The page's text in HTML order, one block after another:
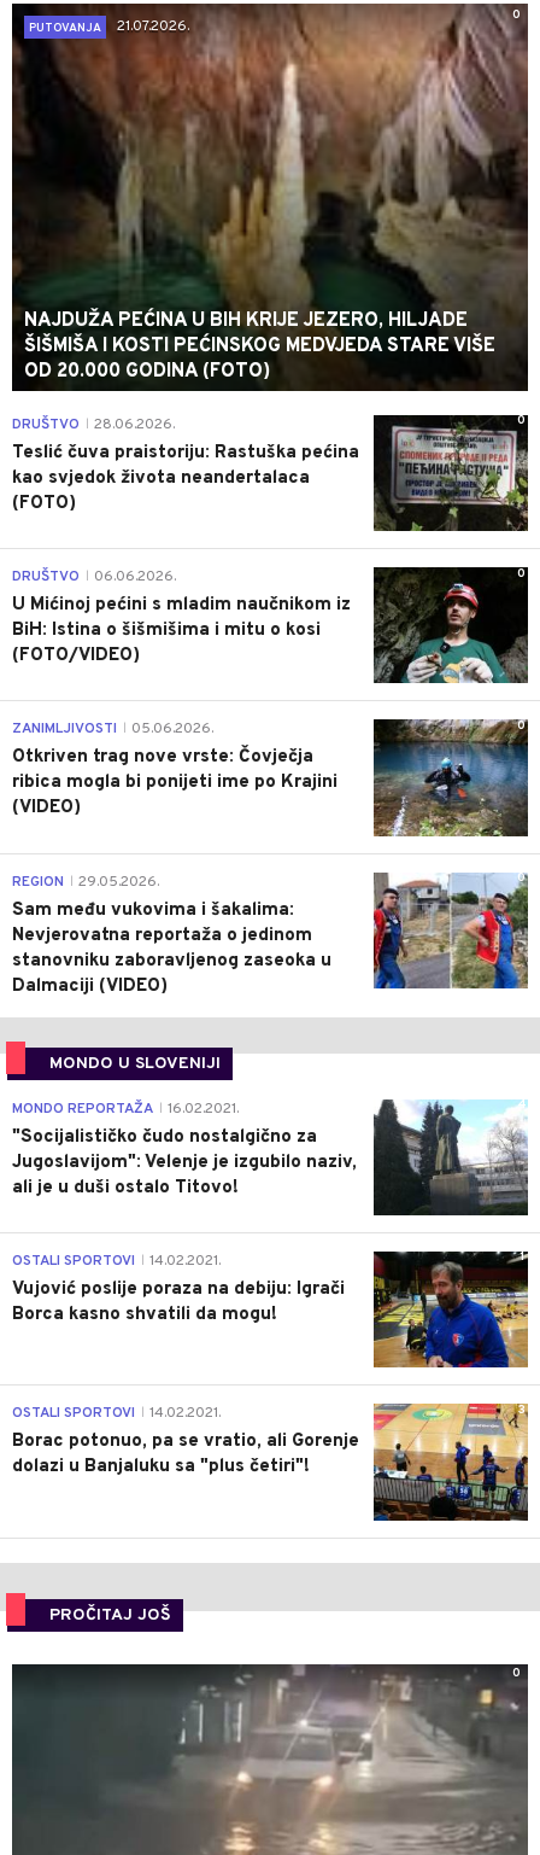
0
PUTOVANJA
21.07.2026.
NAJDUŽA PEĆINA U BIH KRIJE JEZERO, HILJADE
ŠIŠMIŠA I KOSTI PEĆINSKOG MEDVJEDA STARE VIŠE
OD 20.000 GODINA (FOTO)
0
DRUŠTVO 28.06.2026.
Teslić čuva praistoriju: Rastuška pećina
kao svjedok života neandertalaca
(FOTO)
0
DRUŠTVO 06.06.2026.
U Mićinoj pećini s mladim naučnikom iz
BiH: Istina o šišmišima i mitu o kosi
(FOTO/VIDEO)
0
ZANIMLJIVOSTI 05.06.2026.
Otkriven trag nove vrste: Čovječja
ribica mogla bi ponijeti ime po Krajini
(VIDEO)
0
REGION 29.05.2026.
Sam među vukovima i šakalima:
Nevjerovatna reportaža o jedinom
stanovniku zaboravljenog zaseoka u
Dalmaciji (VIDEO)
MONDO U SLOVENIJI
4
MONDO REPORTAŽA 16.02.2021.
"Socijalističko čudo nostalgično za
Jugoslavijom": Velenje je izgubilo naziv,
ali je u duši ostalo Titovo!
1
OSTALI SPORTOVI 14.02.2021.
Vujović poslije poraza na debiju: Igrači
Borca kasno shvatili da mogu!
3
OSTALI SPORTOVI 14.02.2021.
Borac potonuo, pa se vratio, ali Gorenje
dolazi u Banjaluku sa "plus četiri"!
PROČITAJ JOŠ
0